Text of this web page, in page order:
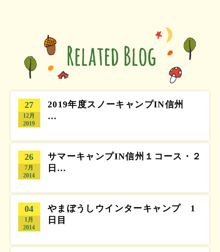
27
12月
2019
2019年度スノーキャンプIN信州
…
26
7月
2014
サマーキャンプIN信州１コース・２
日…
04
1月
2014
やまぼうしウインターキャンプ 1
日目